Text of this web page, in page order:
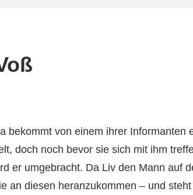
bekommt von einem ihrer Informanten
doch noch bevor sie sich mit ihm
er umgebracht. Da Liv den Mann auf
an diesen heranzukommen – und